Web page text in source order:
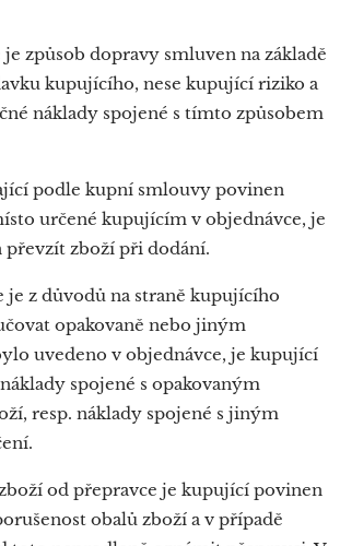
je způsob dopravy smluven na základě
kupujícího, nese kupující riziko a
náklady spojené s tímto způsobem
podle kupní smlouvy povinen
určené kupujícím v objednávce, je
zboží při dodání.
je z důvodů na straně kupujícího
opakovaně nebo jiným
uvedeno v objednávce, je kupující
spojené s opakovaným
resp. náklady spojené s jiným
od přepravce je kupující povinen
obalů zboží a v případě